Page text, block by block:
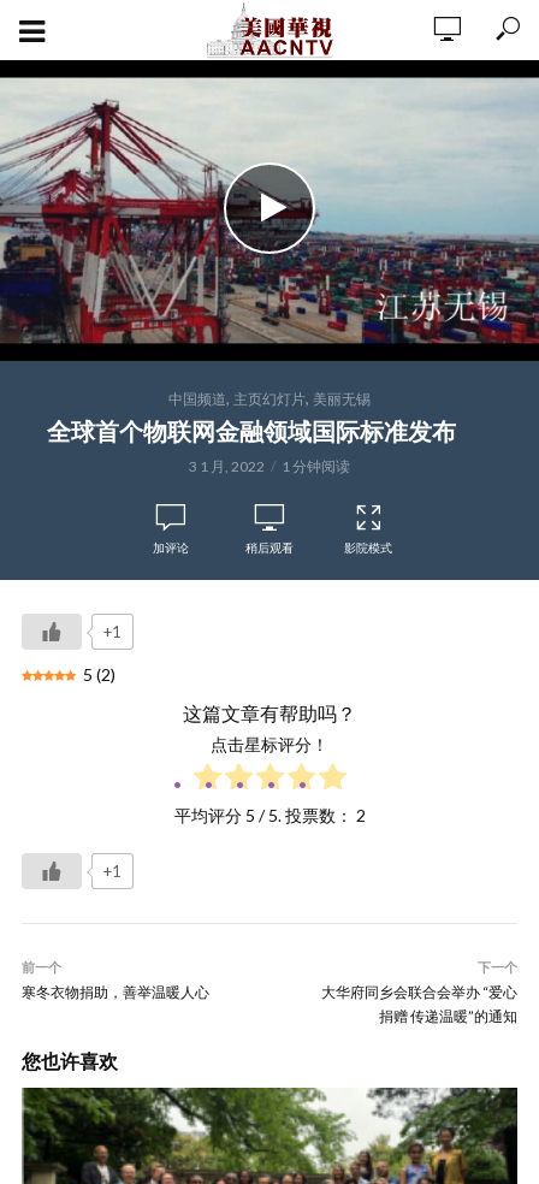
中国频道, 主页幻灯片, 美丽无锡
全球首个物联网金融领域国际标准发布
3 1 月, 2022 1 分钟阅读
加评论 稍后观看 影院模式
+1
5 (2)
这篇文章有帮助吗？
点击星标评分！
平均评分 5 / 5. 投票数： 2
+1
前一个
寒冬衣物捐助，善举温暖人心
下一个
大华府同乡会联合会举办 “爱心
捐赠 传递温暖”的通知
您也许喜欢